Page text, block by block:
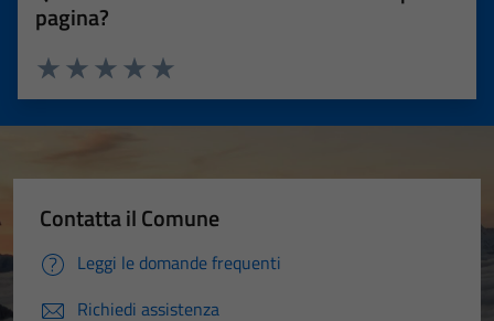
pagina?
Valuta 5 stelle su 5
Valuta 4 stelle su 5
Valuta 3 stelle su 5
Valuta 2 stelle su 5
Valuta 1 stelle su 5
Contatta il Comune
Leggi le domande frequenti
Richiedi assistenza